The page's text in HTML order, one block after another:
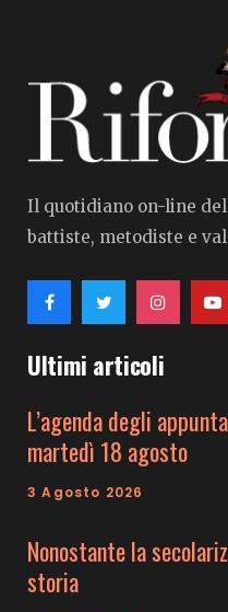
Il quotidiano on-line
battiste, metodiste e
Ultimi articoli
L’agenda degli
martedì 18 agosto
3 Agosto 2026
Nonostante la
storia